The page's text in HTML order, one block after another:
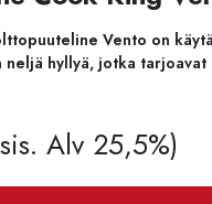
Vento on
neljä hyllyä, jotka
Alv 25,5%)